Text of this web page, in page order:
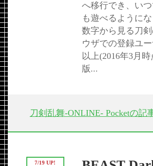
へ移行でき、い
も遊べるようにな
数字から見る刀
ウザでの登録ユ
以上(2016年3月
版...
刀剣乱舞-ONLINE- Pocketの記
7/19 UP!